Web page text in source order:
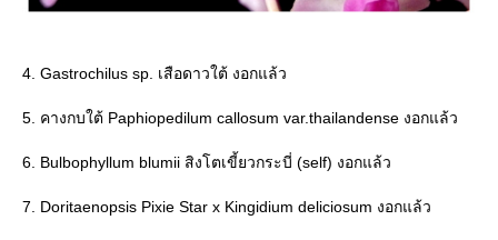
4. Gastrochilus sp. เสือดาวใต้ งอกแล้ว
5. คางกบใต้ Paphiopedilum callosum var.thailandense งอกแล้ว
6. Bulbophyllum blumii สิงโตเขี้ยวกระบี่ (self) งอกแล้ว
7. Doritaenopsis Pixie Star x Kingidium deliciosum งอกแล้ว